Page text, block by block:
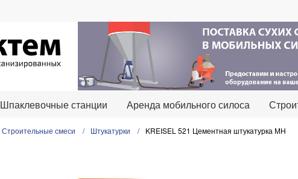
Шпаклевочные станции Аренда мобильного силоса
Строительные смеси Штукатурки KREISEL 521 Цементная штукатурка МН
м2
Результат
Для начала расчёта